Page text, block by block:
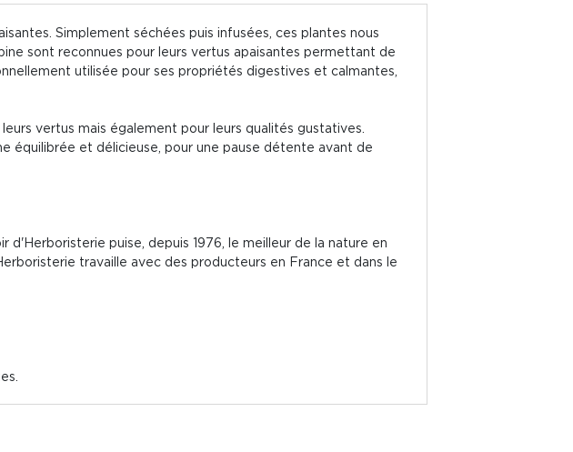
Simplement séchées puis infusées, ces plantes nous
sont reconnues pour leurs vertus apaisantes permettant de
utilisée pour ses propriétés digestives et calmantes,
vertus mais également pour leurs qualités gustatives.
équilibrée et délicieuse, pour une pause détente avant de
puise, depuis 1976, le meilleur de la nature en
travaille avec des producteurs en France et dans le